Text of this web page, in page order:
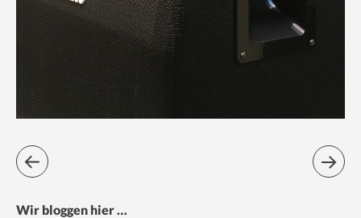
Wir bloggen hier …